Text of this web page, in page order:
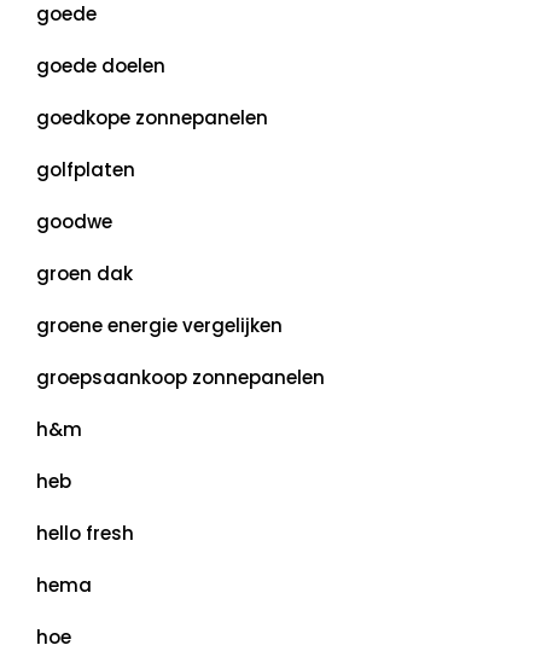
goede
goede doelen
goedkope zonnepanelen
golfplaten
goodwe
groen dak
groene energie vergelijken
groepsaankoop zonnepanelen
h&m
heb
hello fresh
hema
hoe